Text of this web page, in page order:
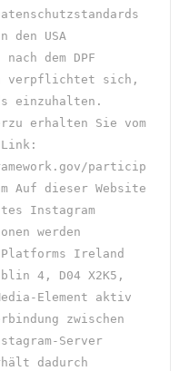
den USA
dem DPF
verpflichtet sich,
einzuhalten.
erhalten Sie vom
particip
Auf dieser Website
Instagram
werden
Platforms Ireland
4, D04 X2K5,
Element aktiv
zwischen
Server
dadurch